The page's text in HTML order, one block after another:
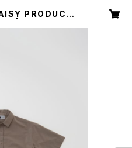
PRODUCT